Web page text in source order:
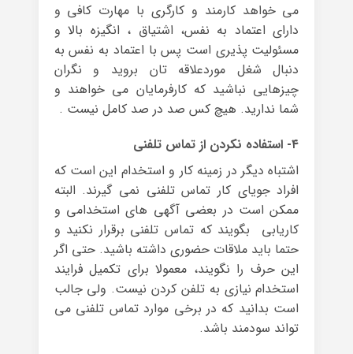
می خواهد کارمند و کارگری با مهارت کافی و
دارای اعتماد به نفس، اشتیاق ، انگیزه بالا و
مسئولیت پذیری است پس با اعتماد به نفس به
دنبال شغل موردعلاقه تان بروید و نگران
چیزهایی نباشید که کارفرمایان می خواهند و
شما ندارید. هیچ کس صد در صد کامل نیست .
۴- استفاده نکردن از تماس تلفنی
اشتباه دیگر در زمینه کار و استخدام این است که
افراد جویای کار تماس تلفنی نمی گیرند. البته
ممکن است در بعضی آگهی های استخدامی و
کاریابی بگویند که تماس تلفنی برقرار نکنید و
حتما باید ملاقات حضوری داشته باشید. حتی اگر
این حرف را نگویند، معمولا برای تکمیل فرایند
استخدام نیازی به تلفن کردن نیست. ولی جالب
است بدانید که در برخی موارد تماس تلفنی می
تواند سودمند باشد.